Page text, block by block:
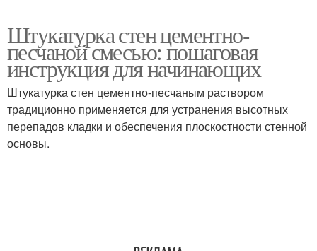
Штукатурка стен цементно-
песчаной смесью: пошаговая
инструкция для начинающих
Штукатурка стен цементно-песчаным раствором
традиционно применяется для устранения высотных
перепадов кладки и обеспечения плоскостности стенной
основы.